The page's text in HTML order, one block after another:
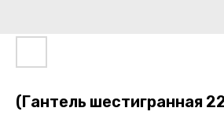
(Гантель шестигранная